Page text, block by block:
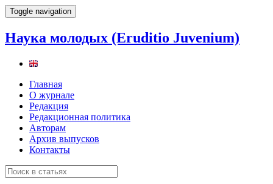
Toggle navigation
Наука молодых (Eruditio Juvenium)
Главная
О журнале
Редакция
Редакционная политика
Авторам
Архив выпусков
Контакты